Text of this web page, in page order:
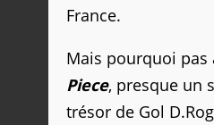
France.
Mais pourquoi pas
Piece, presque un
trésor de Gol